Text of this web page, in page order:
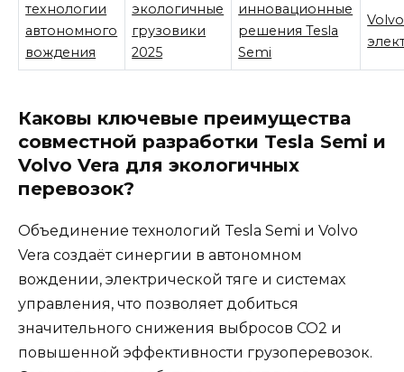
технологии
автономного
вождения
экологичные
грузовики
2025
инновационные
решения Tesla
Semi
Каковы ключевые преимущества
совместной разработки Tesla Semi и
Volvo Vera для экологичных
перевозок?
Объединение технологий Tesla Semi и Volvo
Vera создаёт синергии в автономном
вождении, электрической тяге и системах
управления, что позволяет добиться
значительного снижения выбросов CO2 и
повышенной эффективности грузоперевозок.